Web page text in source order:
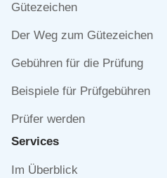
Gütezeichen
Der Weg zum Gütezeichen
Gebühren für die Prüfung
Beispiele für Prüfgebühren
Prüfer werden
Services
Navigation
Im Überblick